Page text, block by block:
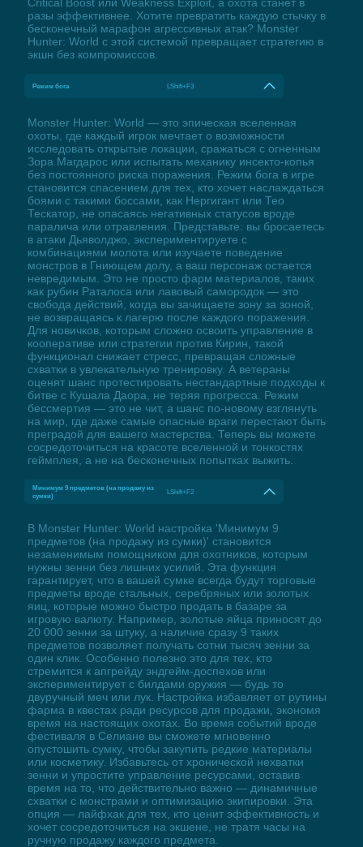
разы эффективнее. Хотите превратить каждую стычку в
бесконечный марафон агрессивных атак? Monster
Hunter: World с этой системой превращает стратегию в
экшн без компромиссов.
Режим бога LShift+F3
Monster Hunter: World — это эпическая вселенная
охоты, где каждый игрок мечтает о возможности
исследовать открытые локации, сражаться с огненным
Зора Магдарос или испытать механику инсекто-копья
без постоянного риска поражения. Режим бога в игре
становится спасением для тех, кто хочет наслаждаться
боями с такими боссами, как Нергигант или Тео
Тескатор, не опасаясь негативных статусов вроде
паралича или отравления. Представьте: вы бросаетесь
в атаки Дьяволджо, экспериментируете с
комбинациями молота или изучаете поведение
монстров в Гниющем долу, а ваш персонаж остается
невредимым. Это не просто фарм материалов, таких
как рубин Раталоса или лавовый самородок — это
свобода действий, когда вы зачищаете зону за зоной,
не возвращаясь к лагерю после каждого поражения.
Для новичков, которым сложно освоить управление в
кооперативе или стратегии против Кирин, такой
функционал снижает стресс, превращая сложные
схватки в увлекательную тренировку. А ветераны
оценят шанс протестировать нестандартные подходы к
битве с Кушала Даора, не теряя прогресса. Режим
бессмертия — это не чит, а шанс по-новому взглянуть
на мир, где даже самые опасные враги перестают быть
преградой для вашего мастерства. Теперь вы можете
сосредоточиться на красоте вселенной и тонкостях
геймплея, а не на бесконечных попытках выжить.
Минимум 9 предметов (на продажу из
сумки)
LShift+F2
В Monster Hunter: World настройка 'Минимум 9
предметов (на продажу из сумки)' становится
незаменимым помощником для охотников, которым
нужны зенни без лишних усилий. Эта функция
гарантирует, что в вашей сумке всегда будут торговые
предметы вроде стальных, серебряных или золотых
яиц, которые можно быстро продать в базаре за
игровую валюту. Например, золотые яйца приносят до
20 000 зенни за штуку, а наличие сразу 9 таких
предметов позволяет получать сотни тысяч зенни за
один клик. Особенно полезно это для тех, кто
стремится к апгрейду эндгейм-доспехов или
экспериментирует с билдами оружия — будь то
двуручный меч или лук. Настройка избавляет от рутины
фарма в квестах ради ресурсов для продажи, экономя
время на настоящих охотах. Во время событий вроде
фестиваля в Селиане вы сможете мгновенно
опустошить сумку, чтобы закупить редкие материалы
или косметику. Избавьтесь от хронической нехватки
зенни и упростите управление ресурсами, оставив
время на то, что действительно важно — динамичные
схватки с монстрами и оптимизацию экипировки. Эта
опция — лайфхак для тех, кто ценит эффективность и
хочет сосредоточиться на экшене, не тратя часы на
ручную продажу каждого предмета.